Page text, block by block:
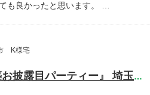
も良かったと思います。
K様宅
開催しました! 『新築お披露目パーティー』 埼玉県草加市 K様宅